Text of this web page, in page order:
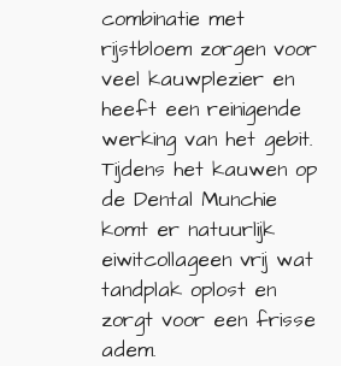
combinatie met
rijstbloem zorgen voor
veel kauwplezier en
heeft een reinigende
werking van het gebit.
Tijdens het kauwen op
de Dental Munchie
komt er natuurlijk
eiwitcollageen vrij wat
tandplak oplost en
zorgt voor een frisse
adem.